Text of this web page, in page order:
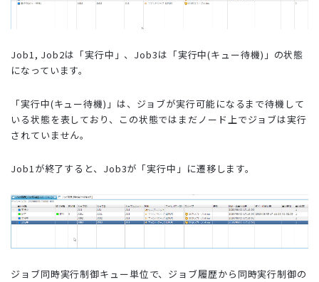
Job1, Job2は「実行中」、Job3は「実行中(キュー待機)」の状態
になっています。
「実行中(キュー待機)」は、ジョブが実行可能になるまで待機して
いる状態を表しており、この状態ではまだノード上でジョブは実行
されていません。
Job1が終了すると、Job3が「実行中」に遷移します。
ジョブ同時実行制御キュー単位で、ジョブ履歴から同時実行制御の